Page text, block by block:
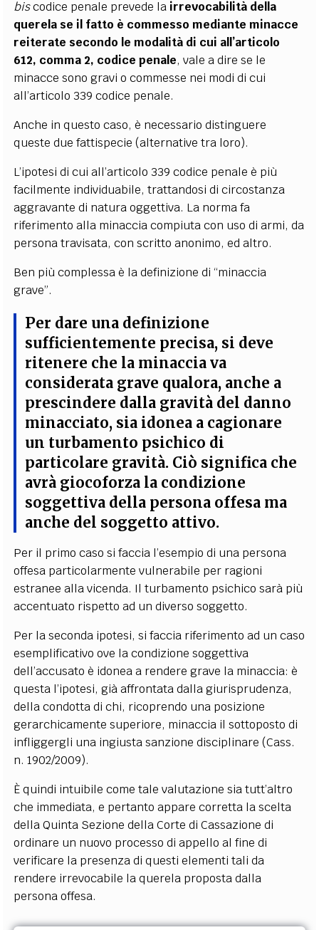
biscodice penale prevede la irrevocabilità della
querela se il fatto è commesso mediante minacce
reiterate secondo le modalità di cui all’articolo
612, comma 2, codice penale, vale a dire se le
minacce sono gravi o commesse nei modi di cui
all’articolo 339 codice penale.
Anche in questo caso, è necessario distinguere
queste due fattispecie (alternative tra loro).
L’ipotesi di cui all’articolo 339 codice penale è più
facilmente individuabile, trattandosi di circostanza
aggravante di natura oggettiva. La norma fa
riferimento alla minaccia compiuta con uso di armi, da
persona travisata, con scritto anonimo, ed altro.
Ben più complessa è la definizione di “minaccia
grave”.
Per dare una definizione
sufficientemente precisa, si deve
ritenere che la minaccia va
considerata grave qualora, anche a
prescindere dalla gravità del danno
minacciato, sia idonea a cagionare
un turbamento psichico di
particolare gravità. Ciò significa che
avrà giocoforza la condizione
soggettiva della persona offesa ma
anche del soggetto attivo.
Per il primo caso si faccia l’esempio di una persona
offesa particolarmente vulnerabile per ragioni
estranee alla vicenda. Il turbamento psichico sarà più
accentuato rispetto ad un diverso soggetto.
Per la seconda ipotesi, si faccia riferimento ad un caso
esemplificativo ove la condizione soggettiva
dell’accusato è idonea a rendere grave la minaccia: è
questa l’ipotesi, già affrontata dalla giurisprudenza,
della condotta di chi, ricoprendo una posizione
gerarchicamente superiore, minaccia il sottoposto di
infliggergli una ingiusta sanzione disciplinare (Cass.
n. 1902/2009).
È quindi intuibile come tale valutazione sia tutt’altro
che immediata, e pertanto appare corretta la scelta
della Quinta Sezione della Corte di Cassazione di
ordinare un nuovo processo di appello al fine di
verificare la presenza di questi elementi tali da
rendere irrevocabile la querela proposta dalla
persona offesa.